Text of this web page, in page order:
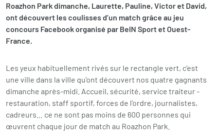
Roazhon Park dimanche, Laurette, Pauline, Victor et David,
ont découvert les coulisses d’un match grâce au jeu
concours Facebook organisé par BeIN Sport et Ouest-
France.
Les yeux habituellement rivés sur le rectangle vert, c’est
une ville dans la ville qu’ont découvert nos quatre gagnants
dimanche après-midi. Accueil, sécurité, service traiteur -
restauration, staff sportif, forces de l’ordre, journalistes,
cadreurs… ce ne sont pas moins de 600 personnes qui
œuvrent chaque jour de match au Roazhon Park.